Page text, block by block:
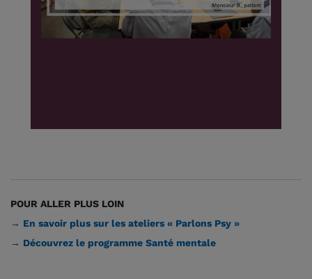
POUR ALLER PLUS LOIN
→ En savoir plus sur les ateliers « Parlons Psy »
→ Découvrez le programme Santé mentale